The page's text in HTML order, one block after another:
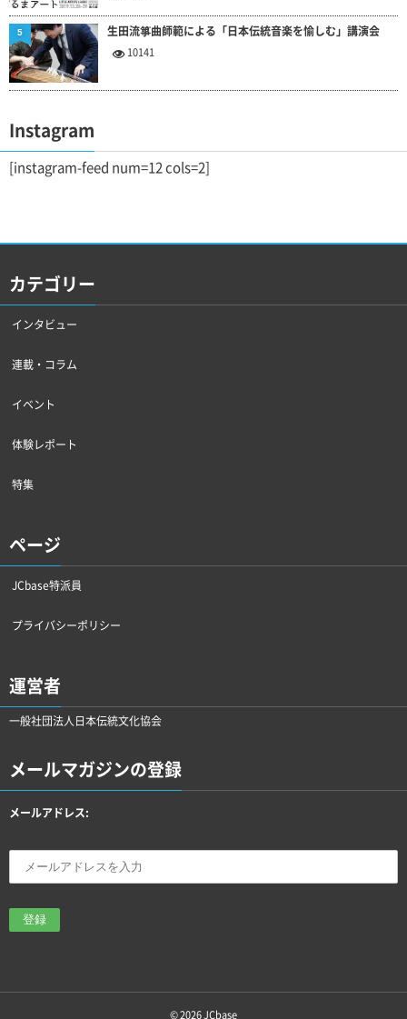
生田流箏曲師範による「日本伝統音楽を愉しむ」講演会
10141
5
Instagram
[instagram-feed num=12 cols=2]
カテゴリー
インタビュー
連載・コラム
イベント
体験レポート
特集
ページ
JCbase特派員
プライバシーポリシー
運営者
一般社団法人日本伝統文化協会
メールマガジンの登録
メールアドレス:
© 2026JCbase